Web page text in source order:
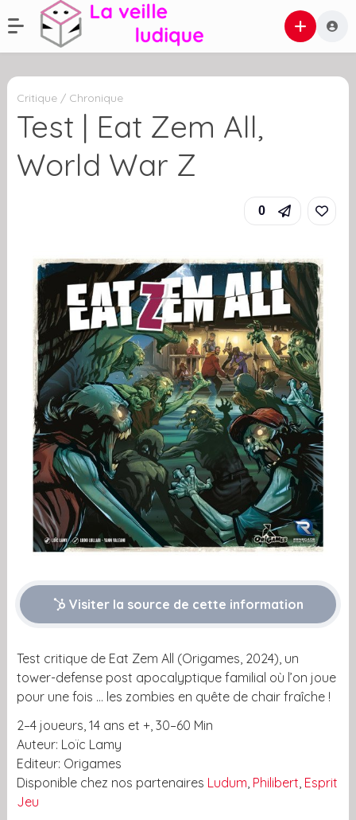
Critique / Chronique
Test | Eat Zem All,
World War Z
0
Visiter la source de cette information
Test critique de Eat Zem All (Origames, 2024), un
tower-defense post apocalyptique familial où l’on joue
pour une fois … les zombies en quête de chair fraîche !
2–4 joueurs, 14 ans et +, 30–60 Min
Auteur: Loïc Lamy
Editeur: Origames
Disponible chez nos partenaires Ludum, Philibert, Esprit
Jeu